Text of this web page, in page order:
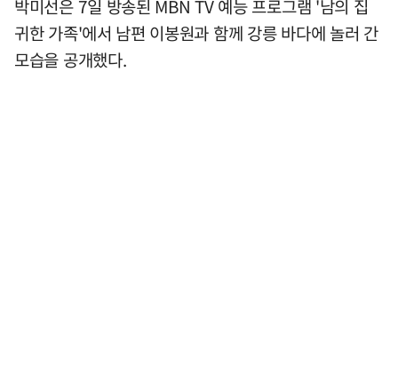
박미선은 7일 방송된 MBN TV 예능 프로그램 '남의 집
귀한 가족'에서 남편 이봉원과 함께 강릉 바다에 놀러 간
모습을 공개했다.